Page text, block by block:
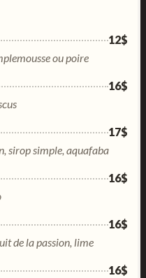
12$
ou poire
16$
17$
sirop simple, aquafaba
16$
16$
de la passion, lime
16$